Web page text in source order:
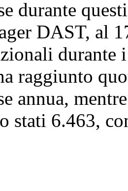
durante
DAST, al
durante
raggiunto
annua,
stati 6.463,